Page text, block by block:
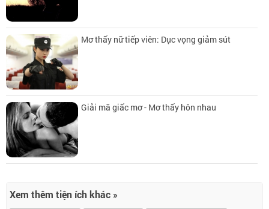
Mơ thấy nữ tiếp viên: Dục vọng giảm sút
Giải mã giấc mơ - Mơ thấy hôn nhau
Xem thêm tiện ích khác »